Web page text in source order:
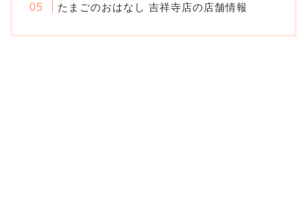
たまごのおはなし 吉祥寺店の店舗情報